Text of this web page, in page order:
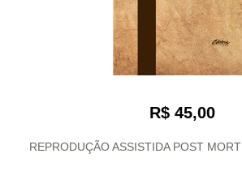
R$ 45,00
REPRODUÇÃO ASSISTIDA POST